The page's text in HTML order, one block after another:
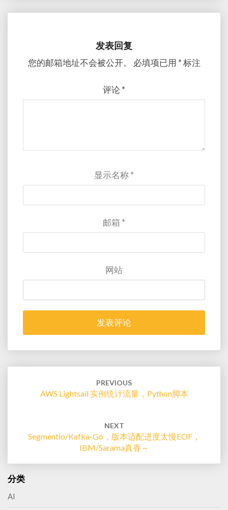
发表回复
您的邮箱地址不会被公开。 必填项已用 *标注
评论 *
显示名称*
邮箱 *
网站
PREVIOUS
AWS Lightsail 实例统计流量，Python脚本
NEXT
Segmentio/kafka-Go，版本适配进度太慢EOF，
IBM/sarama真香～
分类
AI